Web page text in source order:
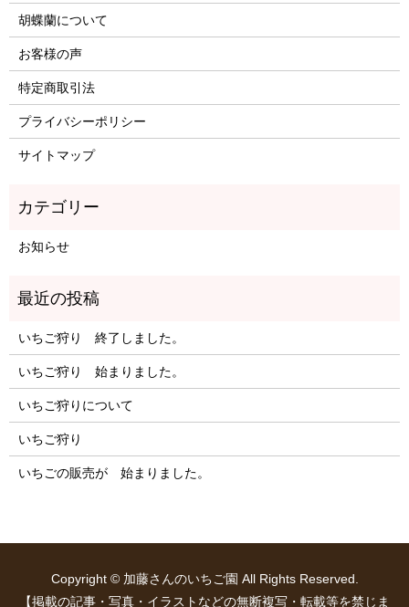
胡蝶蘭について
お客様の声
特定商取引法
プライバシーポリシー
サイトマップ
お知らせ
いちご狩り 終了しました。
いちご狩り 始まりました。
いちご狩りについて
いちご狩り
いちごの販売が 始まりました。
Copyright © 加藤さんのいちご園 All Rights Reserved.
【掲載の記事・写真・イラストなどの無断複写・転載等を禁じま